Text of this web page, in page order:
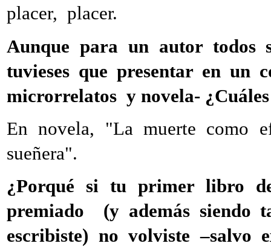
placer, placer.
Aunque para un autor todos
tuvieses que presentar en un
microrrelatos y novela-
En novela, "La muerte como
sueñera".
¿Porqué si tu primer libro
premiado (y además siendo
escribiste) no volviste –salvo